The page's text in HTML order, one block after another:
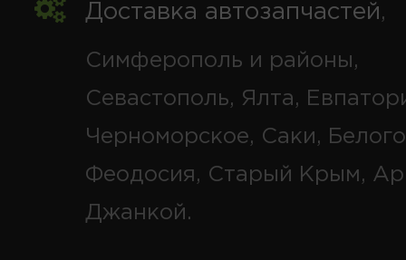
Доставка автозапчастей,
Симферополь и районы,
Севастополь, Ялта,
Черноморское, Саки,
Феодосия, Старый Крым,
Джанкой.